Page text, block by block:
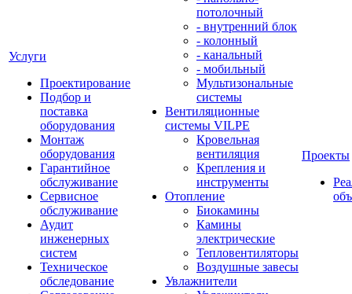
Услуги
Проектирование
Подбор и
поставка
оборудования
Монтаж
оборудования
Гарантийное
обслуживание
Сервисное
обслуживание
Аудит
инженерных
систем
Техническое
обследование
потолочный
- внутренний блок
- колонный
- канальный
- мобильный
Мультизональные
системы
Вентиляционные
системы VILPE
Кровельная
вентиляция
Крепления и
инструменты
Отопление
Биокамины
Камины
электрические
Тепловентиляторы
Воздушные завесы
Увлажнители
Проекты